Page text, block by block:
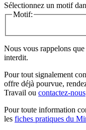
Sélectionnez un motif
Motif:
Nous vous rappelons
interdit.
Pour tout signalement
offre déjà pourvue,
Travail ou contactez-nous
Pour toute information
les fiches pratiques du